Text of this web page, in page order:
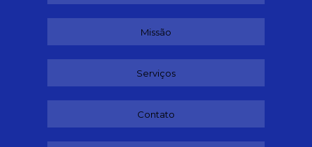
Missão
Serviços
Contato